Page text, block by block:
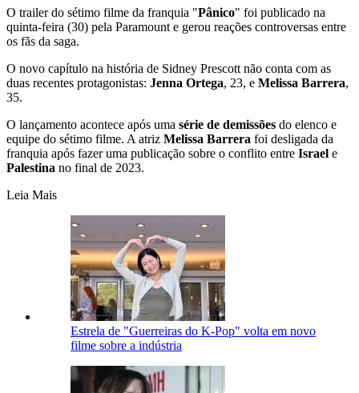
O trailer do sétimo filme da franquia "Pânico" foi publicado na
quinta-feira (30) pela Paramount e gerou reações controversas entre
os fãs da saga.
O novo capítulo na história de Sidney Prescott não conta com as
duas recentes protagonistas: Jenna Ortega, 23, e Melissa Barrera,
35.
O lançamento acontece após uma série de demissões do elenco e
equipe do sétimo filme. A atriz Melissa Barrera foi desligada da
franquia após fazer uma publicação sobre o conflito entre Israel e
Palestina no final de 2023.
Leia Mais
Estrela de "Guerreiras do K-Pop" volta em novo
filme sobre a indústria